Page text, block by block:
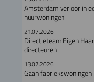
Amsterdam verloor in
huurwoningen
21.07.2026
Directieteam Eigen
directeuren
13.07.2026
Gaan